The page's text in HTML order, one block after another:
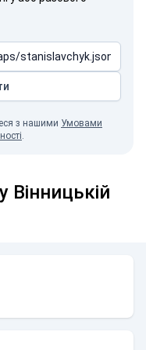
з нашими Умовами
.
Вінницькій